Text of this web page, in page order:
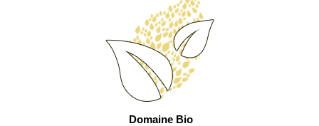
Domaine Bio